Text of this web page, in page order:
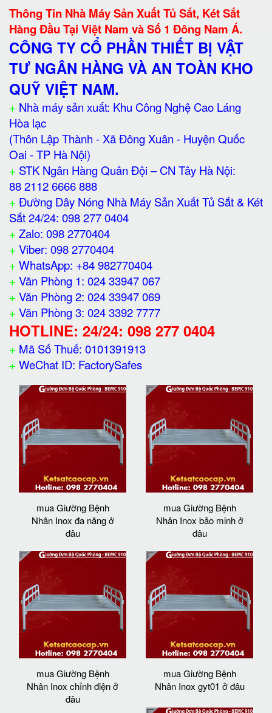
Thông Tin Nhà Máy Sản Xuất Tủ Sắt, Két Sắt
Hàng Đầu Tại Việt Nam và Số 1 Đông Nam Á.
CÔNG TY CỔ PHẦN THIẾT BỊ VẬT
TƯ NGÂN HÀNG VÀ AN TOÀN KHO
QUỸ VIỆT NAM.
+ Nhà máy sản xuất: Khu Công Nghệ Cao Láng
Hòa lạc
(Thôn Lập Thành - Xã Đông Xuân - Huyện Quốc
Oai - TP Hà Nội)
+ STK Ngân Hàng Quân Đội – CN Tây Hà Nội:
88 2112 6666 888
+ Đường Dây Nóng Nhà Máy Sản Xuất Tủ Sắt & Két
Sắt 24/24: 098 277 0404
+ Zalo: 098 2770404
+ Viber: 098 2770404
+ WhatsApp: +84 982770404
+ Văn Phòng 1: 024 33947 067
+ Văn Phòng 2: 024 33947 069
+ Văn Phòng 3: 024 3392 7777
HOTLINE: 24/24: 098 277 0404
+ Mã Số Thuế: 0101391913
+ WeChat ID: FactorySafes
mua Giường Bệnh
Nhân Inox đa năng ở
đâu
mua Giường Bệnh
Nhân Inox bảo minh ở
đâu
mua Giường Bệnh
Nhân Inox chỉnh điện ở
đâu
mua Giường Bệnh
Nhân Inox gyt01 ở đâu